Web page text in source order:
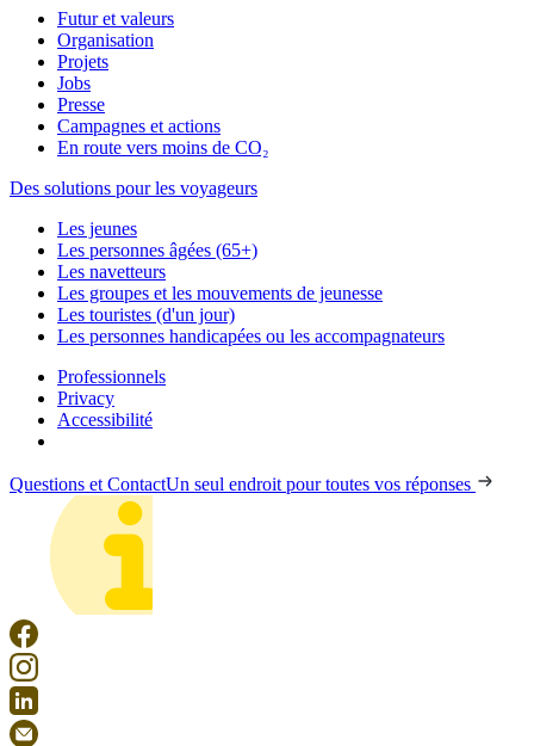
Futur et valeurs
Organisation
Projets
Jobs
Presse
Campagnes et actions
En route vers moins de CO₂
Des solutions pour les voyageurs
Les jeunes
Les personnes âgées (65+)
Les navetteurs
Les groupes et les mouvements de jeunesse
Les touristes (d'un jour)
Les personnes handicapées ou les accompagnateurs
Professionnels
Privacy
Accessibilité
Questions et ContactUn seul endroit pour toutes vos réponses